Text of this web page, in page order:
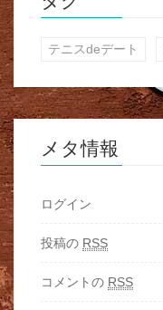
テニスdeデート
メタ情報
ログイン
投稿の RSS
コメントの RSS